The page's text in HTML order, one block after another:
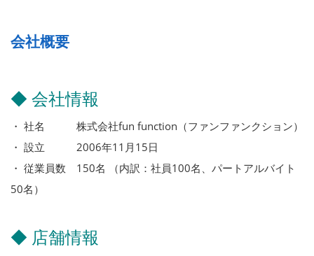
会社概要
◆ 会社情報
・ 社名 株式会社fun function（ファンファンクション）
・ 設立 2006年11月15日
・ 従業員数 150名 （内訳：社員100名、パートアルバイト
50名）
◆ 店舗情報